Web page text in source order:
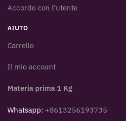
Accordo con l'utente
AIUTO
Carrello
Il mio account
Materia prima 1 Kg
Whatsapp: +8613256193735